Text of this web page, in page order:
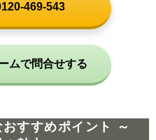
469-543
ムで問合せする
すすめポイント ～